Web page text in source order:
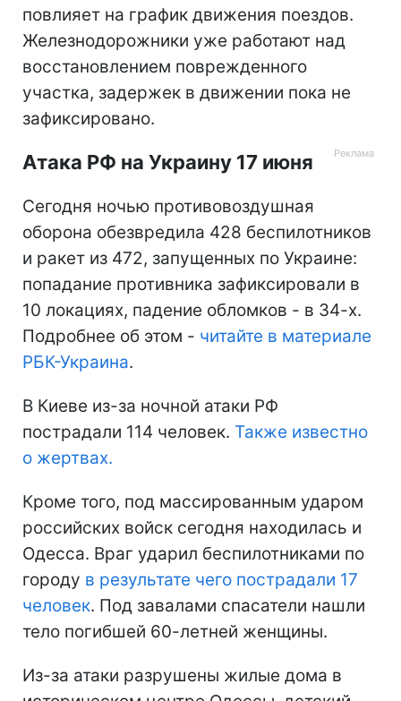
повлияет на график движения поездов.
Железнодорожники уже работают над
восстановлением поврежденного
участка, задержек в движении пока не
зафиксировано.
Атака РФ на Украину 17 июня
Сегодня ночью противовоздушная
оборона обезвредила 428 беспилотников
и ракет из 472, запущенных по Украине:
попадание противника зафиксировали в
10 локациях, падение обломков - в 34-х.
Подробнее об этом - читайте в материале
РБК-Украина.
В Киеве из-за ночной атаки РФ
пострадали 114 человек. Также известно
о жертвах.
Кроме того, под массированным ударом
российских войск сегодня находилась и
Одесса. Враг ударил беспилотниками по
городу в результате чего пострадали 17
человек. Под завалами спасатели нашли
тело погибшей 60-летней женщины.
Из-за атаки разрушены жилые дома в